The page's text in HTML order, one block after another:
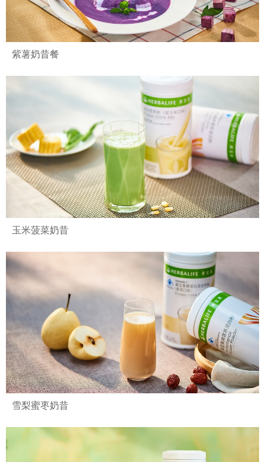
紫薯奶昔餐
玉米菠菜奶昔
雪梨蜜枣奶昔